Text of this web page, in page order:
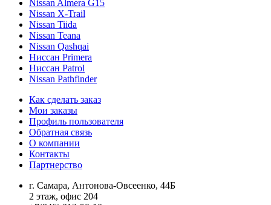
Nissan Almera G15
Nissan X-Trail
Nissan Tiida
Nissan Teana
Nissan Qashqai
Ниссан Primera
Ниссан Patrol
Nissan Pathfinder
Как сделать заказ
Мои заказы
Профиль пользователя
Обратная связь
О компании
Контакты
Партнерство
г. Самара, Антонова-Овсеенко, 44Б
2 этаж, офис 204